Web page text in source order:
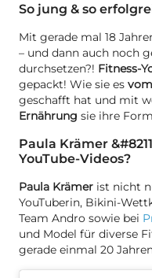
So jung & so
Mit gerade mal 18
– und dann auch noch
durchsetzen?! Fitness-
gepackt! Wie sie es
geschafft hat und mit
Ernährung sie ihre
Paula Krämer
YouTube-Videos?
Paula Krämer ist nicht
YouTuberin, Bikini-
Team Andro sowie bei
und Model für diverse
gerade einmal 20